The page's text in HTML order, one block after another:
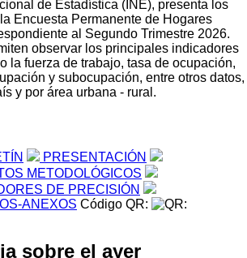
de Estadística (INE), presenta los
Encuesta Permanente de Hogares
al Segundo Trimestre 2026.
observar los principales indicadores
la fuerza de trabajo, tasa de ocupación,
y subocupación, entre otros datos,
y por área urbana - rural.
PRESENTACIÓN
METODOLÓGICOS
DE PRECISIÓN
ANEXOS Código QR:
sobre el ayer